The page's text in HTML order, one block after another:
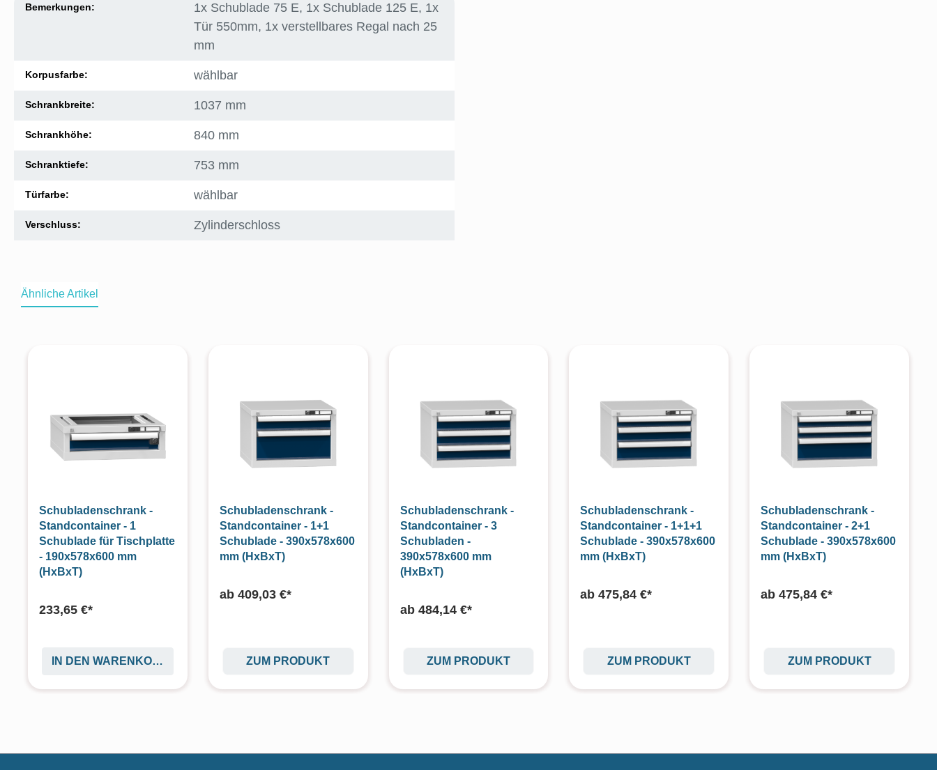
Bemerkungen:
1x Schublade 75 E, 1x Schublade 125 E, 1x
Tür 550mm, 1x verstellbares Regal nach 25
mm
Korpusfarbe: wählbar
Schrankbreite: 1037 mm
Schrankhöhe: 840 mm
Schranktiefe: 753 mm
Türfarbe: wählbar
Verschluss: Zylinderschloss
Ähnliche Artikel
Schubladenschrank -
Standcontainer - 1
Schublade für Tischplatte
- 190x578x600 mm
(HxBxT)
233,65 €*
IN DEN WARENKORB
Schubladenschrank -
Standcontainer - 1+1
Schublade - 390x578x600
mm (HxBxT)
ab 409,03 €*
ZUM PRODUKT
Schubladenschrank -
Standcontainer - 3
Schubladen -
390x578x600 mm
(HxBxT)
ab 484,14 €*
ZUM PRODUKT
Schubladenschrank -
Standcontainer - 1+1+1
Schublade - 390x578x600
mm (HxBxT)
ab475,84 €*
ZUM PRODUKT
Schubladenschrank -
Standcontainer - 2+1
Schublade - 390x578x600
mm (HxBxT)
ab475,84 €*
ZUM PRODUKT